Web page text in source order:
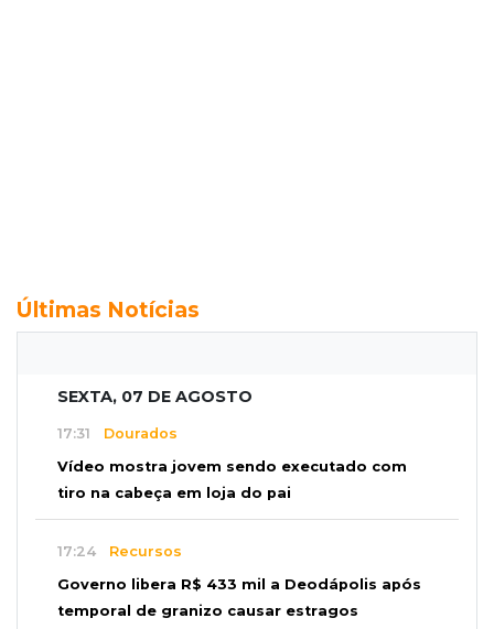
Últimas Notícias
SEXTA, 07 DE AGOSTO
17:31 Dourados
Vídeo mostra jovem sendo executado com
tiro na cabeça em loja do pai
17:24 Recursos
Governo libera R$ 433 mil a Deodápolis após
temporal de granizo causar estragos